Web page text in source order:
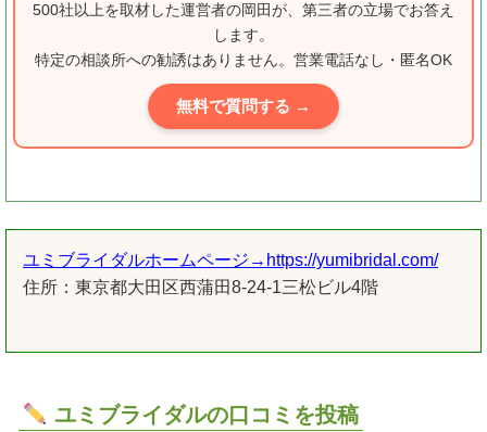
500社以上を取材した運営者の岡田が、第三者の立場でお答え
します。
特定の相談所への勧誘はありません。営業電話なし・匿名OK
無料で質問する →
ユミブライダルホームページ→https://yumibridal.com/
住所：東京都大田区西蒲田8-24-1三松ビル4階
ユミブライダルの口コミを投稿